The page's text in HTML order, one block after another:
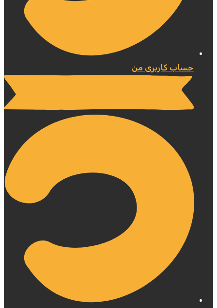
حساب کاربری من